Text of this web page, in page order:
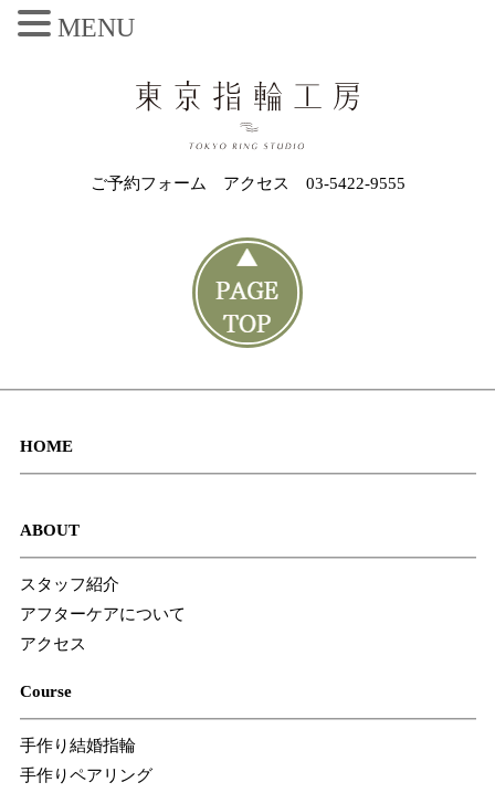
ご予約フォーム アクセス 03-5422-9555
HOME
ABOUT
スタッフ紹介
アフターケアについて
アクセス
Course
手作り結婚指輪
手作りペアリング
MENU